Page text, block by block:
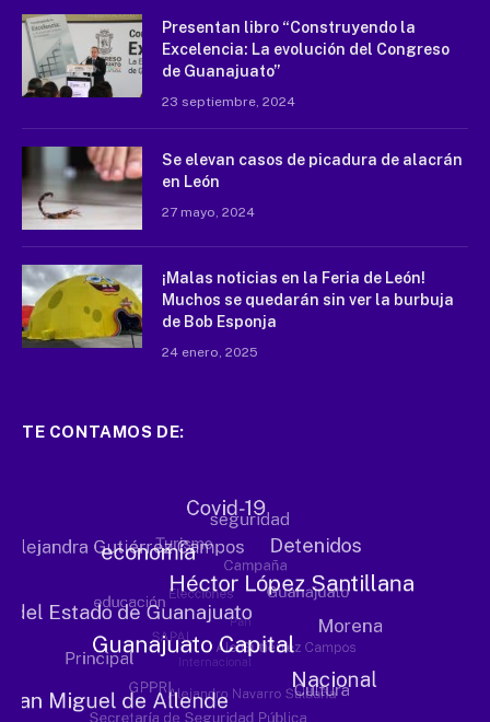
Presentan libro “Construyendo la
Excelencia: La evolución del Congreso
de Guanajuato”
23 septiembre, 2024
Se elevan casos de picadura de alacrán
en León
27 mayo, 2024
¡Malas noticias en la Feria de León!
Muchos se quedarán sin ver la burbuja
de Bob Esponja
24 enero, 2025
TE CONTAMOS DE: